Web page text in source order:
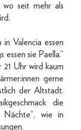
wo seit mehr als
Valencia essen
essen sie Paella.“
Uhr wird kaum
gerne
der Altstadt.
die
Nächte“, wie in